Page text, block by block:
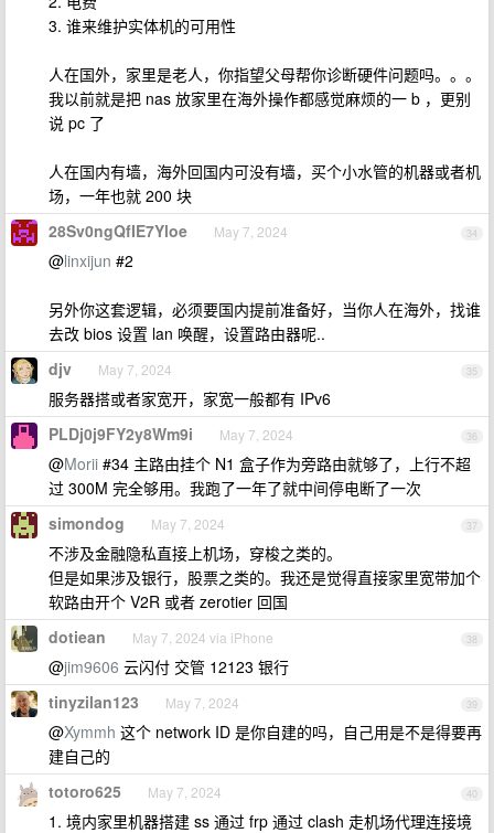
3. 谁来维护实体机的可用性
人在国外，家里是老人，你指望父母帮你诊断硬件问题吗。。。
我以前就是把 nas 放家里在海外操作都感觉麻烦的一 b ，更别
说 pc 了
人在国内有墙，海外回国内可没有墙，买个小水管的机器或者机
场，一年也就 200 块
34
28Sv0ngQfIE7Yloe May 7, 2024
@linxijun #2
另外你这套逻辑，必须要国内提前准备好，当你人在海外，找谁
去改 bios 设置 lan 唤醒，设置路由器呢..
35
djv May 7, 2024
服务器搭或者家宽开，家宽一般都有 IPv6
36
PLDj0j9FY2y8Wm9i May 7, 2024
@Morii #34 主路由挂个 N1 盒子作为旁路由就够了，上行不超
过 300M 完全够用。我跑了一年了就中间停电断了一次
37
simondog May 7, 2024
不涉及金融隐私直接上机场，穿梭之类的。
但是如果涉及银行，股票之类的。我还是觉得直接家里宽带加个
软路由开个 V2R 或者 zerotier 回国
38
dotiean May 7, 2024 via iPhone
@jim9606 云闪付 交管 12123 银行
39
tinyzilan123 May 7, 2024
@Xymmh 这个 network ID 是你自建的吗，自己用是不是得要再
建自己的
40
totoro625 May 7, 2024
1. 境内家里机器搭建 ss 通过 frp 通过 clash 走机场代理连接境